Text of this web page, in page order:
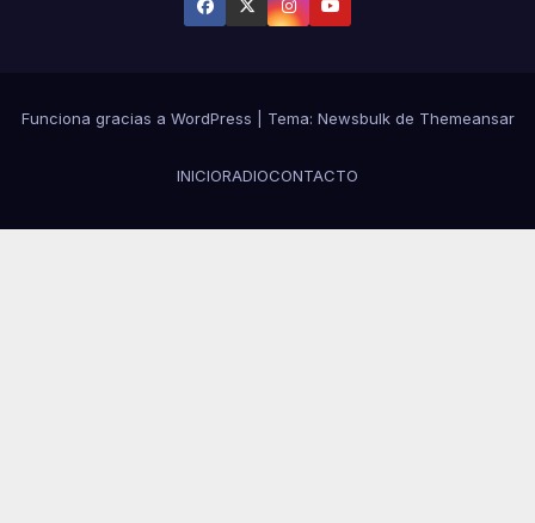
Funciona gracias a WordPress Tema: Newsbulkde Themeansar
INICIORADIOCONTACTO